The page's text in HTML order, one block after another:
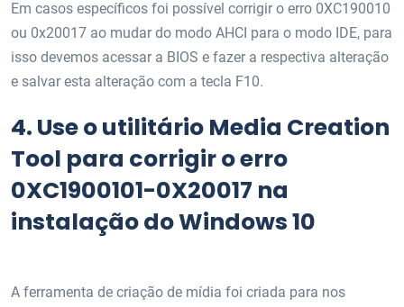
Em casos específicos foi possível corrigir o erro 0XC190010
ou 0x20017 ao mudar do modo AHCI para o modo IDE, para
isso devemos acessar a BIOS e fazer a respectiva alteração
e salvar esta alteração com a tecla F10.
4. Use o utilitário Media Creation
Tool para corrigir o erro
0XC1900101-0X20017 na
instalação do Windows 10
A ferramenta de criação de mídia foi criada para nos